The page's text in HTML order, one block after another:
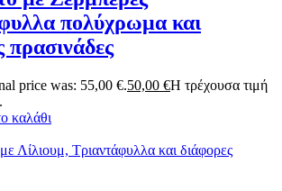
πολύχρωμα και
πρασινάδες
price was: 55,00 €.50,00 €Η τρέχουσα τιμή
καλάθι